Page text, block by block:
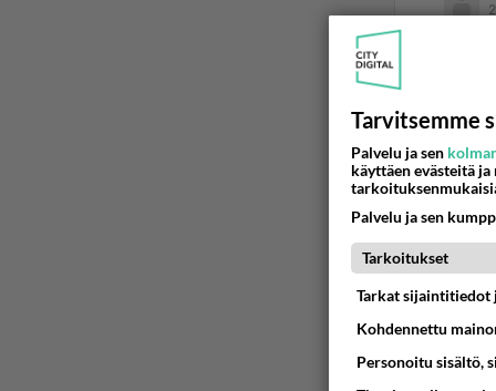
Näin
Sitä
Tarvitsemme
Palvelu ja sen
käyttäen evästeitä
Palvelu ja sen
Tarkoitukset
Tarkat sijaintitiedot
Kohdennettu
Personoitu sisältö,